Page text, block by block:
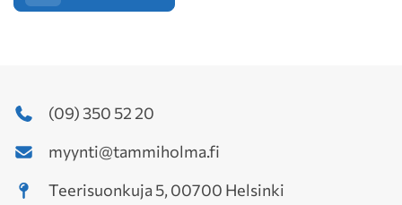
(09) 350 52 20
myynti@tammiholma.fi
Teerisuonkuja 5, 00700 Helsinki